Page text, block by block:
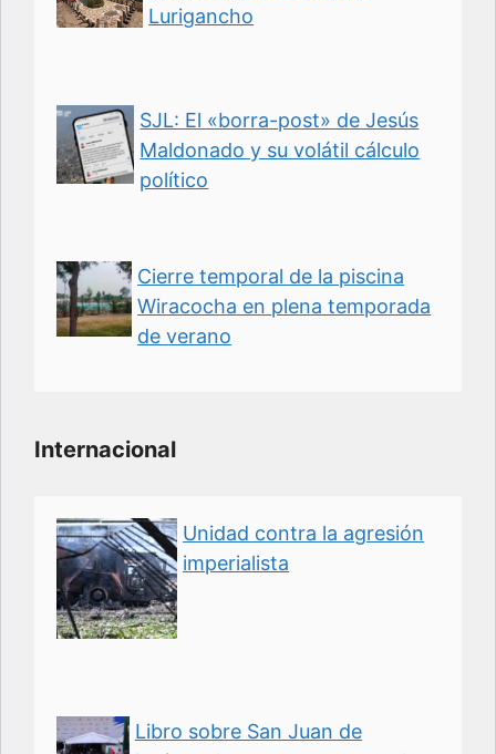
Lurigancho
SJL: El «borra-post» de Jesús
Maldonado y su volátil cálculo
político
Cierre temporal de la piscina
Wiracocha en plena temporada
de verano
Internacional
Unidad contra la agresión
imperialista
Libro sobre San Juan de